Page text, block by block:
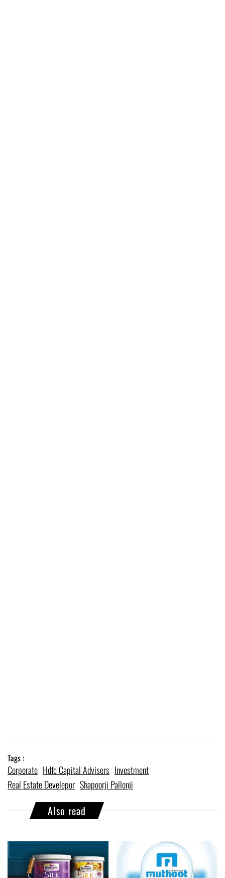
Tags :
Corporate Hdfc Capital Advisers Investment
Real Estate Develepor Shapoorji Pallonji
Also read